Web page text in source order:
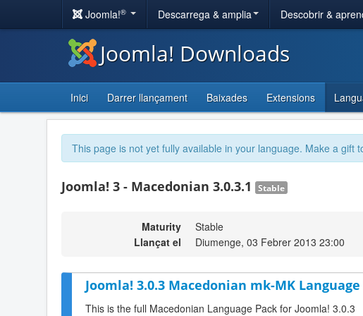
Joomla!® Descarrega & amplia Descobrir &
Joomla! Downloads
Inici Darrer llançament Baixades Extensions
This page is not yet fully available in your language. Make a gift
Joomla! 3 - Macedonian 3.0.3.1 Stable
Maturity
Stable
Llançat el
Diumenge, 03 Febrer 2013 23:00
Joomla! 3.0.3 Macedonian mk-MK Language
This is the full Macedonian Language Pack for Joomla! 3.0.3